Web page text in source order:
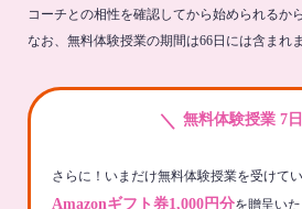
コーチとの相性を確認してから始められるか
なお、無料体験授業の期間は66日には含まれま
＼ 無料体験授業 7
さらに！いまだけ無料体験授業を受けて
Amazonギフト券1,000円分を贈呈いた